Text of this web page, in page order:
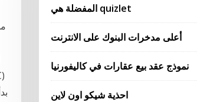
المفضلة هي quizlet
أعلى مدخرات البنوك على الانترنت
نموذج عقد بيع عقارات في كاليفورنيا
احذية شيكو اون لاين